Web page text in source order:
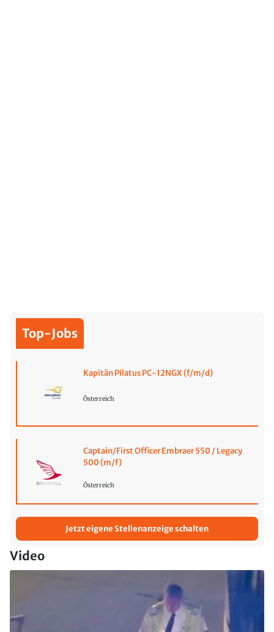
Top-Jobs
Kapitän Pilatus PC-12NGX (f/m/d)
Österreich
Captain/First Officer Embraer 550 / Legacy
500 (m/f)
Österreich
Jetzt eigene Stellenanzeige schalten
Video